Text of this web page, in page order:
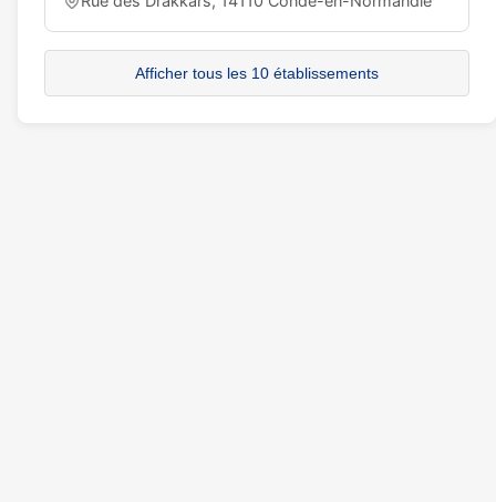
Afficher tous les 10 établissements